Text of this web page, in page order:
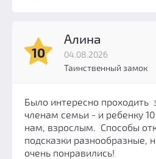
10
Алина
04.08.2026
Таинственный замок
Было интересно проходить
членам семьи - и ребенку
нам, взрослым. Способы
подсказки разнообразные,
очень понравились!